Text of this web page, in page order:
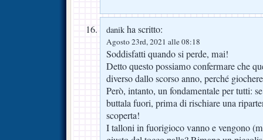
danik ha scritto:
Agosto 23rd, 2021 alle 08:18
Soddisfatti quando si perde, mai!
Detto questo possiamo confermare che
diverso dallo scorso anno, perché
Però, intanto, un fondamentale per tutti:
buttala fuori, prima di rischiare una
scoperta!
I talloni in fuorigioco vanno e vengono